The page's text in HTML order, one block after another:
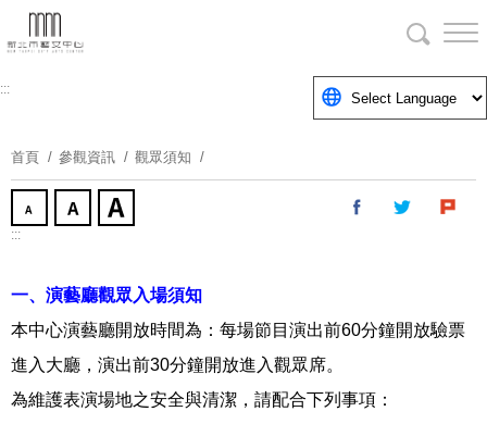
到
要
塊
:::
首頁 參觀資訊 觀眾須知
:::
一、演藝廳觀眾入場須知
本中心演藝廳開放時間為：每場節目演出前60分鐘開放驗票
進入大廳，演出前30分鐘開放進入觀眾席。
為維護表演場地之安全與清潔，請配合下列事項：